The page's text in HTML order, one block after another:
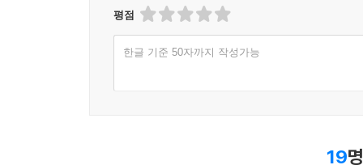
평점
한글 기준 50자까지 작성가능
19